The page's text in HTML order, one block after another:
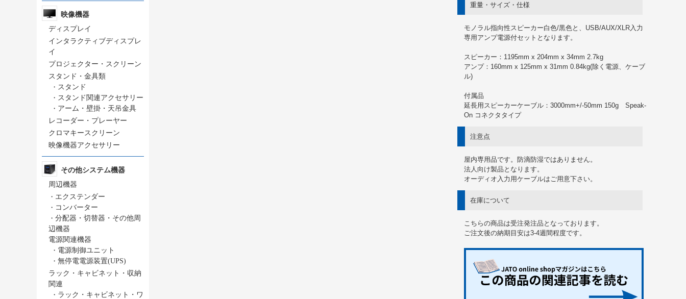
映像機器
ディスプレイ
インタラクティブディスプレ
イ
プロジェクター・スクリーン
スタンド・金具類
・ スタンド
・ スタンド関連アクセサリー
・ アーム・壁掛・天吊金具
レコーダー・プレーヤー
クロマキースクリーン
映像機器アクセサリー
その他システム機器
周辺機器
・ エクステンダー
・ コンバーター
・ 分配器・切替器・その他周
辺機器
電源関連機器
・ 電源制御ユニット
・ 無停電電源装置(UPS)
ラック・キャビネット・収納
関連
・ ラック・キャビネット・ワ
重量・サイズ・仕様
モノラル指向性スピーカー白色/黒色と、USB/AUX/XLR入力
専用アンプ電源付セットとなります。
スピーカー：1195mm x 204mm x 34mm 2.7kg
アンプ：160mm x 125mm x 31mm 0.84kg(除く電源、ケーブ
ル)
付属品
延長用スピーカーケーブル：3000mm+/-50mm 150g Speak-
On コネクタタイプ
注意点
屋内専用品です。防滴防湿ではありません。
法人向け製品となります。
オーディオ入力用ケーブルはご用意下さい。
在庫について
こちらの商品は受注発注品となっております。
ご注文後の納期目安は3-4週間程度です。